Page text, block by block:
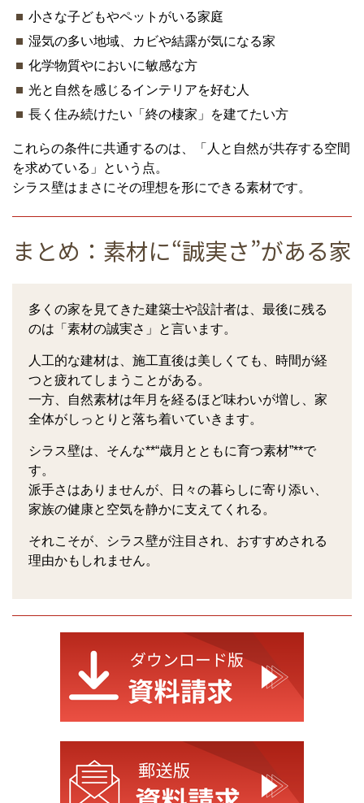
小さな子どもやペットがいる家庭
湿気の多い地域、カビや結露が気になる家
化学物質やにおいに敏感な方
光と自然を感じるインテリアを好む人
長く住み続けたい「終の棲家」を建てたい方
これらの条件に共通するのは、「人と自然が共存する空間
を求めている」という点。
シラス壁はまさにその理想を形にできる素材です。
まとめ：素材に“誠実さ”がある家
多くの家を見てきた建築士や設計者は、最後に残る
のは「素材の誠実さ」と言います。
人工的な建材は、施工直後は美しくても、時間が経
つと疲れてしまうことがある。
一方、自然素材は年月を経るほど味わいが増し、家
全体がしっとりと落ち着いていきます。
シラス壁は、そんな**“歳月とともに育つ素材”**で
す。
派手さはありませんが、日々の暮らしに寄り添い、
家族の健康と空気を静かに支えてくれる。
それこそが、シラス壁が注目され、おすすめされる
理由かもしれません。